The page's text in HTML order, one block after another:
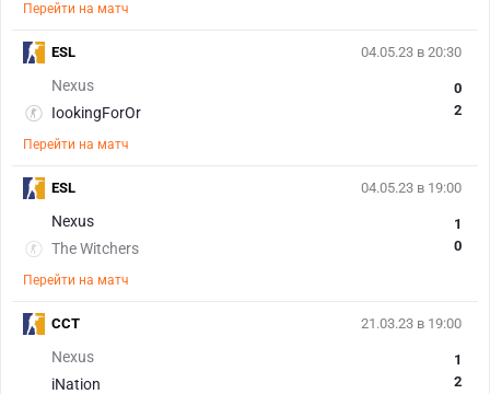
Перейти на матч
04.05.23 в 20:30
Nexus
IookingForOr
0
2
Перейти на матч
ESL
04.05.23 в 19:00
Nexus
The Witchers
1
0
Перейти на матч
ESL
21.03.23 в 19:00
Nexus
iNation
1
2
CCT